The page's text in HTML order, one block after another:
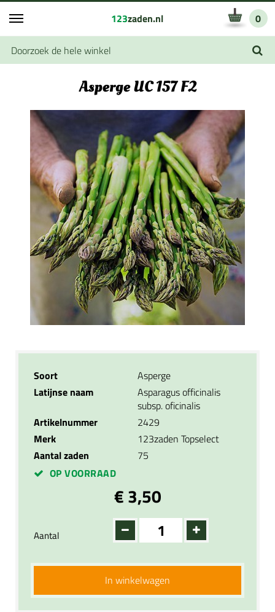
123zaden.nl 0
Asperge UC 157 F2
Soort
Asperge
Latijnse naam
Asparagus officinalis
subsp. oficinalis
Artikelnummer
2429
Merk
123zaden Topselect
Aantal zaden
75
OP VOORRAAD
€ 3,50
Aantal
In winkelwagen